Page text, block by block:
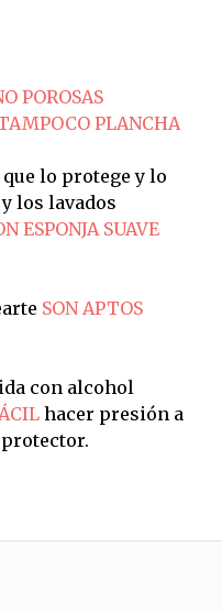
POROSAS
PLANCHA
lo protege y lo
los lavados
ESPONJA SUAVE
SON APTOS
con alcohol
hacer presión a